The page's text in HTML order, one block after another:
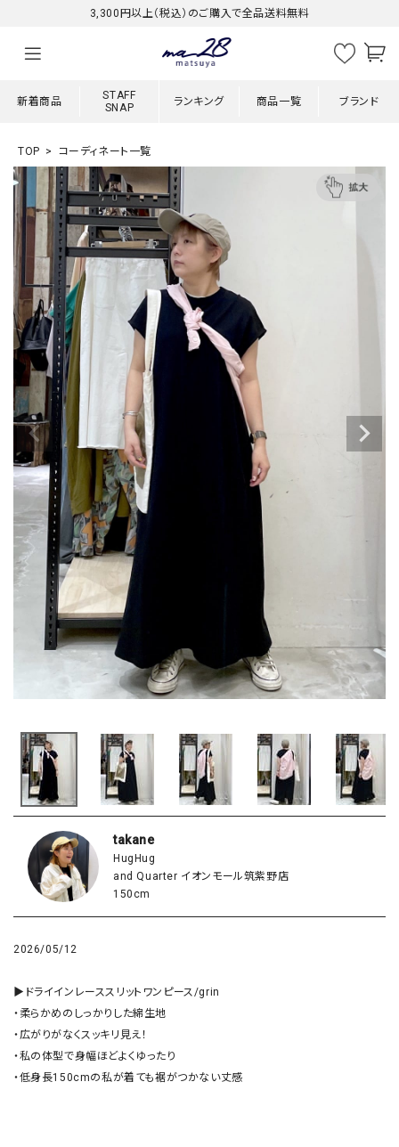
3,300円以上（税込）のご購入で全品送料無料
新着商品
STAFF
SNAP
ランキング 商品一覧 ブランド
TOP コーディネート一覧
takane
HugHug
and Quarter イオンモール筑紫野店
150cm
2026/05/12
▶︎ドライインレーススリットワンピース/grin
・柔らかめのしっかりした綿生地
・広がりがなくスッキリ見え！
・私の体型で身幅ほどよくゆったり
・低身長150cmの私が着ても裾がつかない丈感